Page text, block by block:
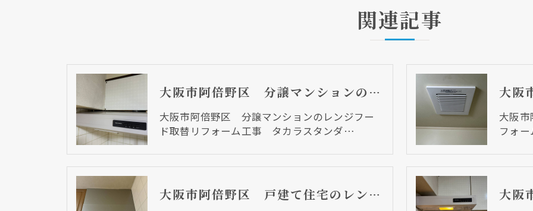
関連記事
大阪市阿倍野区 分譲マンションのレンジフード取替リフォーム工事 タカラスタンダード
大阪市阿倍野区 分譲マンションのレンジフー
ド取替リフォーム工事 タカラスタンダ…
大阪
フォ
大阪市阿倍野区 戸建て住宅のレンジフード取替リフォーム工事 イージア